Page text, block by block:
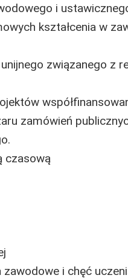
i
kształcenia w
związanego z
zamówień
czasową
i chęć